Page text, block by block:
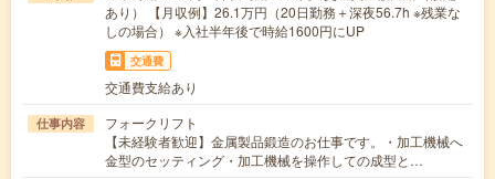
あり） 【月収例】26.1万円（20日勤務＋深夜56.7h ※残業な
しの場合） ※入社半年後で時給1600円にUP
交通費
交通費支給あり
仕事内容
フォークリフト
【未経験者歓迎】金属製品鍛造のお仕事です。・加工機械へ
金型のセッティング・加工機械を操作しての成型と…